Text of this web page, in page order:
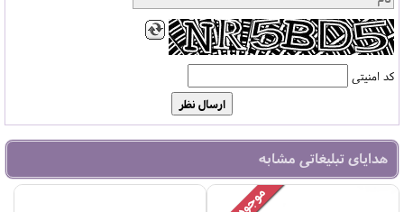
کد امنیتی
هدایای تبلیغاتی مشابه